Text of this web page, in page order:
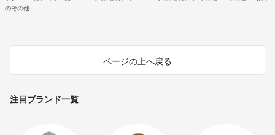
のその他
ページの上へ戻る
注目ブランド一覧